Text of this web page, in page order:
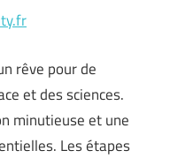
rêve pour de
et des sciences.
minutieuse et une
Les étapes